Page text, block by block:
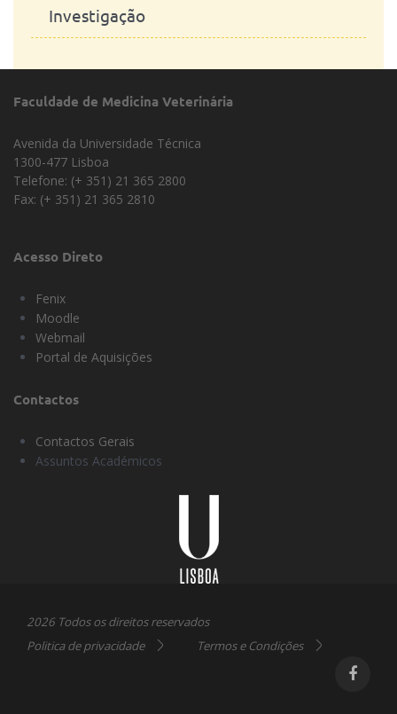
Investigação
Faculdade de Medicina Veterinária
Avenida da Universidade Técnica
1300-477 Lisboa
Telefone: (+ 351) 21 365 2800
Fax: (+ 351) 21 365 2810
Acesso Direto
Fenix
Moodle
Webmail
Portal de Aquisições
Contactos
Contactos Gerais
Assuntos Académicos
2026 Todos os direitos reservados
Politica de privacidade
Termos e Condições